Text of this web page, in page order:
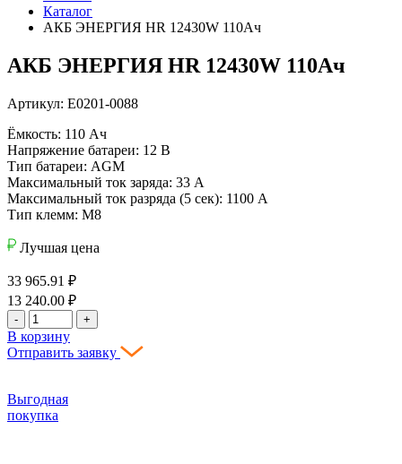
Каталог
АКБ ЭНЕРГИЯ HR 12430W 110Ач
АКБ ЭНЕРГИЯ HR 12430W 110Ач
Артикул: Е0201-0088
Ёмкость: 110 Ач
Напряжение батареи: 12 В
Тип батареи: AGM
Максимальный ток заряда: 33 А
Максимальный ток разряда (5 сек): 1100 А
Тип клемм: М8
Лучшая цена
33 965.91 ₽
13 240.00 ₽
- +
В корзину
Отправить заявку
Выгодная
покупка